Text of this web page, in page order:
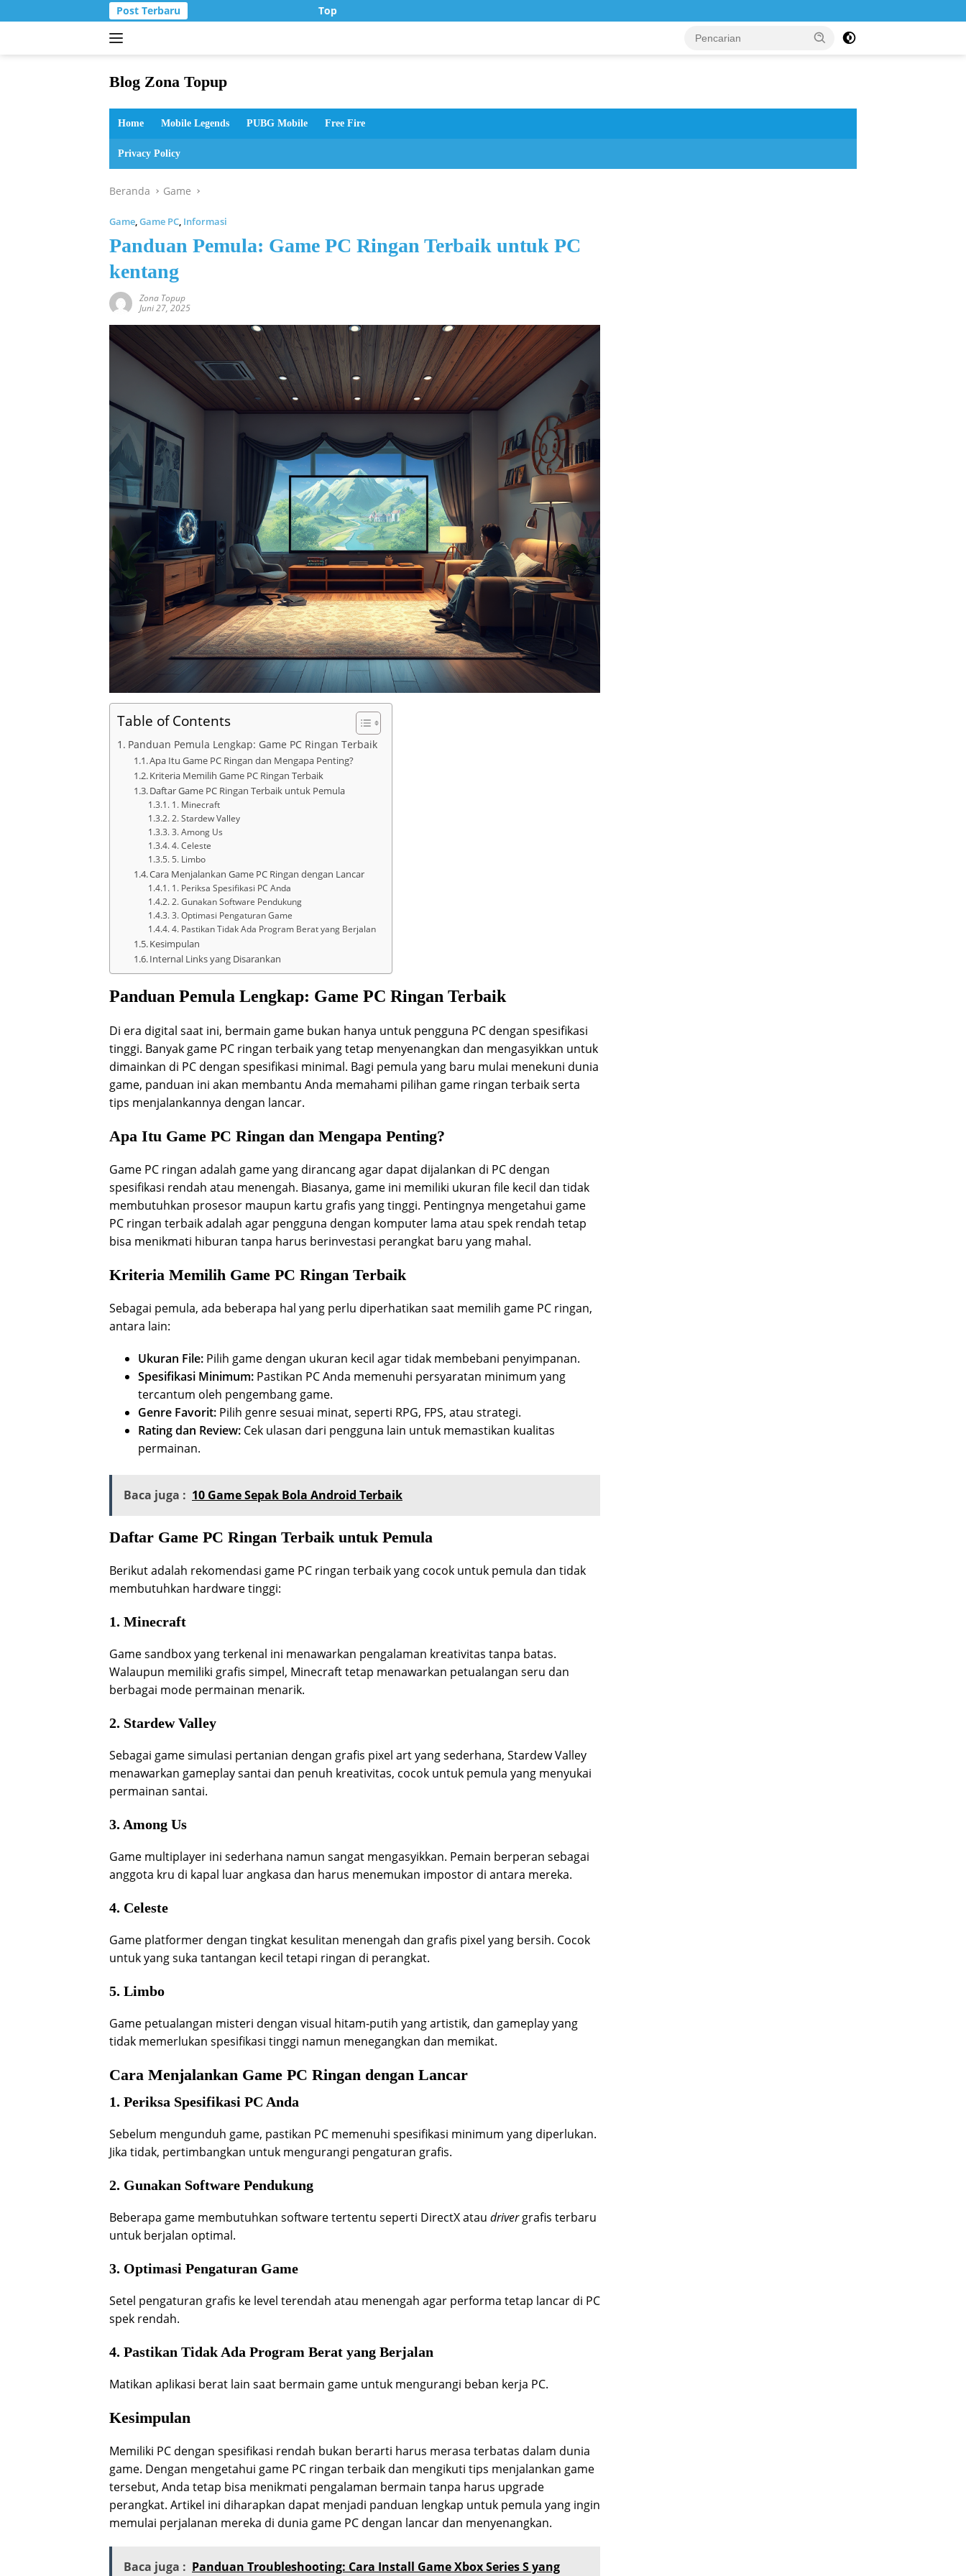
ke
Post Terbaru Top Up Murah di Zona Topup
Blog Zona Topup
dan
bermain
Home Mobile Legends PUBG Mobile Free Fire
Privacy Policy
Beranda Game
Game,Game PC, Informasi
Panduan Pemula: Game PC Ringan Terbaik untuk PC
kentang
Zona Topup
Juni 27, 2025
Table of Contents
Panduan Pemula Lengkap: Game PC Ringan Terbaik
Apa Itu Game PC Ringan dan Mengapa Penting?
Kriteria Memilih Game PC Ringan Terbaik
Daftar Game PC Ringan Terbaik untuk Pemula
1. Minecraft
2. Stardew Valley
3. Among Us
4. Celeste
5. Limbo
Cara Menjalankan Game PC Ringan dengan Lancar
1. Periksa Spesifikasi PC Anda
2. Gunakan Software Pendukung
3. Optimasi Pengaturan Game
4. Pastikan Tidak Ada Program Berat yang Berjalan
Kesimpulan
Internal Links yang Disarankan
Panduan Pemula Lengkap: Game PC Ringan Terbaik
Di era digital saat ini, bermain game bukan hanya untuk pengguna PC dengan spesifikasi
tinggi. Banyak game PC ringan terbaik yang tetap menyenangkan dan mengasyikkan untuk
dimainkan di PC dengan spesifikasi minimal. Bagi pemula yang baru mulai menekuni dunia
game, panduan ini akan membantu Anda memahami pilihan game ringan terbaik serta
tips menjalankannya dengan lancar.
Apa Itu Game PC Ringan dan Mengapa Penting?
Game PC ringan adalah game yang dirancang agar dapat dijalankan di PC dengan
spesifikasi rendah atau menengah. Biasanya, game ini memiliki ukuran file kecil dan tidak
membutuhkan prosesor maupun kartu grafis yang tinggi. Pentingnya mengetahui game
PC ringan terbaik adalah agar pengguna dengan komputer lama atau spek rendah tetap
bisa menikmati hiburan tanpa harus berinvestasi perangkat baru yang mahal.
Kriteria Memilih Game PC Ringan Terbaik
Sebagai pemula, ada beberapa hal yang perlu diperhatikan saat memilih game PC ringan,
antara lain:
Ukuran File: Pilih game dengan ukuran kecil agar tidak membebani penyimpanan.
Spesifikasi Minimum: Pastikan PC Anda memenuhi persyaratan minimum yang
tercantum oleh pengembang game.
Genre Favorit: Pilih genre sesuai minat, seperti RPG, FPS, atau strategi.
Rating dan Review: Cek ulasan dari pengguna lain untuk memastikan kualitas
permainan.
Baca juga : 10 Game Sepak Bola Android Terbaik
Daftar Game PC Ringan Terbaik untuk Pemula
Berikut adalah rekomendasi game PC ringan terbaik yang cocok untuk pemula dan tidak
membutuhkan hardware tinggi:
1. Minecraft
Game sandbox yang terkenal ini menawarkan pengalaman kreativitas tanpa batas.
Walaupun memiliki grafis simpel, Minecraft tetap menawarkan petualangan seru dan
berbagai mode permainan menarik.
2. Stardew Valley
Sebagai game simulasi pertanian dengan grafis pixel art yang sederhana, Stardew Valley
menawarkan gameplay santai dan penuh kreativitas, cocok untuk pemula yang menyukai
permainan santai.
3. Among Us
Game multiplayer ini sederhana namun sangat mengasyikkan. Pemain berperan sebagai
anggota kru di kapal luar angkasa dan harus menemukan impostor di antara mereka.
4. Celeste
Game platformer dengan tingkat kesulitan menengah dan grafis pixel yang bersih. Cocok
untuk yang suka tantangan kecil tetapi ringan di perangkat.
5. Limbo
Game petualangan misteri dengan visual hitam-putih yang artistik, dan gameplay yang
tidak memerlukan spesifikasi tinggi namun menegangkan dan memikat.
Cara Menjalankan Game PC Ringan dengan Lancar
1. Periksa Spesifikasi PC Anda
Sebelum mengunduh game, pastikan PC memenuhi spesifikasi minimum yang diperlukan.
Jika tidak, pertimbangkan untuk mengurangi pengaturan grafis.
2. Gunakan Software Pendukung
Beberapa game membutuhkan software tertentu seperti DirectX atau drivergrafis terbaru
untuk berjalan optimal.
3. Optimasi Pengaturan Game
Setel pengaturan grafis ke level terendah atau menengah agar performa tetap lancar di PC
spek rendah.
4. Pastikan Tidak Ada Program Berat yang Berjalan
Matikan aplikasi berat lain saat bermain game untuk mengurangi beban kerja PC.
Kesimpulan
Memiliki PC dengan spesifikasi rendah bukan berarti harus merasa terbatas dalam dunia
game. Dengan mengetahui game PC ringan terbaik dan mengikuti tips menjalankan game
tersebut, Anda tetap bisa menikmati pengalaman bermain tanpa harus upgrade
perangkat. Artikel ini diharapkan dapat menjadi panduan lengkap untuk pemula yang ingin
memulai perjalanan mereka di dunia game PC dengan lancar dan menyenangkan.
Baca juga : Panduan Troubleshooting: Cara Install Game Xbox Series S yang